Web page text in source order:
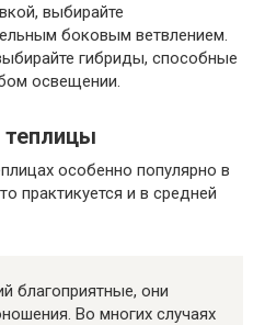
выбирайте
боковым ветвлением.
гибриды, способные
освещении.
теплицы
особенно популярно в
практикуется и в средней
благоприятные, они
Во многих случаях